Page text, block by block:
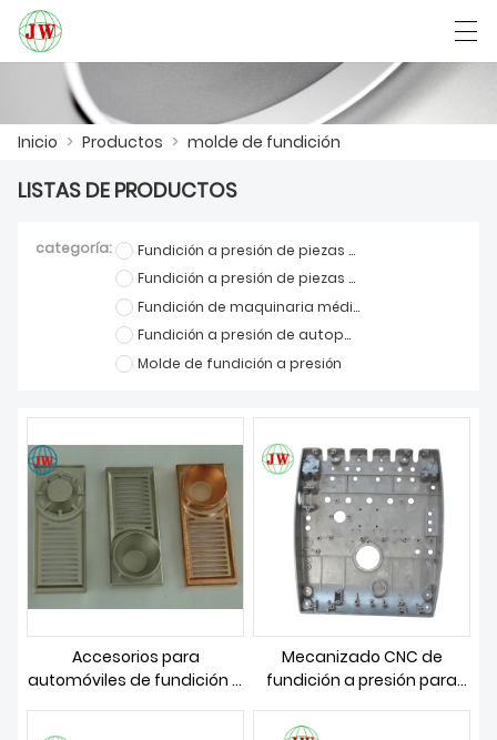
PRODUCTOS
LA FÁBRICA
CONTÁCTENOS
SOBRE NOSOTROS
العربية Deutsch English
Inicio > Productos > molde de fundición
LISTAS DE PRODUCTOS
categoría:
Fundición a presión de piezas de muebles
Fundición a presión de piezas de comunicación
Fundición de maquinaria médica
Fundición a presión de autopartes
Molde de fundición a presión
Accesorios para
automóviles de fundición a
Mecanizado CNC de
fundición a presión para
filtro de aceite